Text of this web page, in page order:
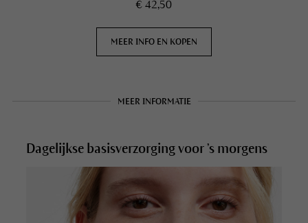
€ 42,50
MEER INFO EN KOPEN
MEER INFORMATIE
Dagelijkse basisverzorging voor ’s morgens